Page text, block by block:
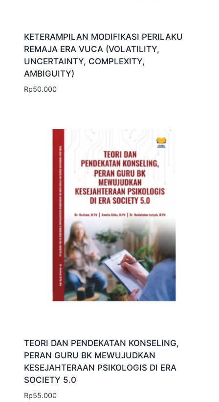
KETERAMPILAN MODIFIKASI PERILAKU
REMAJA ERA VUCA (VOLATILITY,
UNCERTAINTY, COMPLEXITY,
AMBIGUITY)
Rp50.000
TEORI DAN PENDEKATAN KONSELING,
PERAN GURU BK MEWUJUDKAN
KESEJAHTERAAN PSIKOLOGIS DI ERA
SOCIETY 5.0
Rp55.000